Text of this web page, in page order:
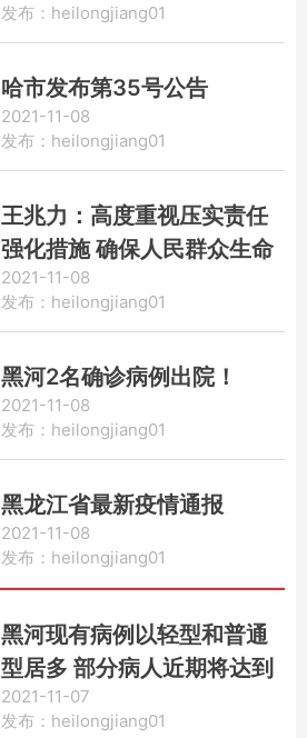
发布：heilongjiang01
哈市发布第35号公告
2021-11-08
发布：heilongjiang01
王兆力：高度重视压实责任
强化措施 确保人民群众生命
财产安全 | 孙喆作具体部署
2021-11-08
发布：heilongjiang01
黑河2名确诊病例出院！
2021-11-08
发布：heilongjiang01
黑龙江省最新疫情通报
2021-11-08
发布：heilongjiang01
黑河现有病例以轻型和普通
型居多 部分病人近期将达到
出院转康复标准
2021-11-07
发布：heilongjiang01